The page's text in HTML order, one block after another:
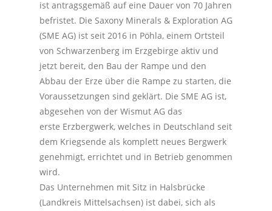
ist antragsgemäß auf eine Dauer von 70 Jahren
befristet. Die Saxony Minerals & Exploration AG
(SME AG) ist seit 2016 in Pöhla, einem Ortsteil
von Schwarzenberg im Erzgebirge aktiv und
jetzt bereit, den Bau der Rampe und den
Abbau der Erze über die Rampe zu starten, die
Voraussetzungen sind geklärt. Die SME AG ist,
abgesehen von der Wismut AG das
erste Erzbergwerk, welches in Deutschland seit
dem Kriegsende als komplett neues Bergwerk
genehmigt, errichtet und in Betrieb genommen
wird.
Das Unternehmen mit Sitz in Halsbrücke
(Landkreis Mittelsachsen) ist dabei, sich als